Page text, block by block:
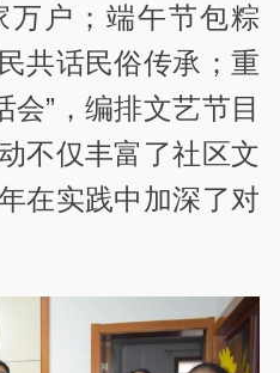
户；端午节包粽
共话民俗传承；重
会”，编排文艺节目
不仅丰富了社区文
在实践中加深了对